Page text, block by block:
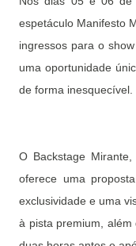
espetáculo Manifesto
ingressos para o
uma oportunidade
de forma inesquecível.
O Backstage
oferece uma
exclusividade e uma
à pista premium,